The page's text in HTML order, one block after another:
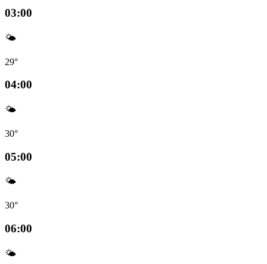
03:00
🌤️
29°
04:00
🌤️
30°
05:00
🌤️
30°
06:00
🌤️